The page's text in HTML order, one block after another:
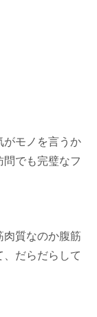
がモノを言うか
でも完璧なフ
肉質なのか腹筋
だらだらして